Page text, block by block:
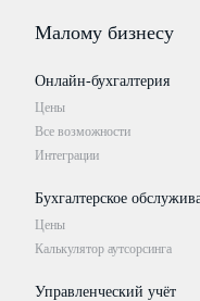
Малому бизнесу
Онлайн-бухгалтерия
Цены
Все возможности
Интеграции
Бухгалтерское
Цены
Калькулятор аутсорсинга
Управленческий учёт